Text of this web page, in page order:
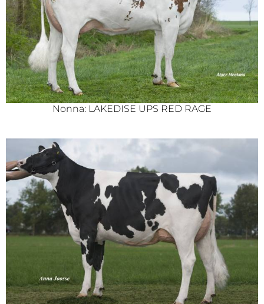
Nonna: LAKEDISE UPS RED RAGE